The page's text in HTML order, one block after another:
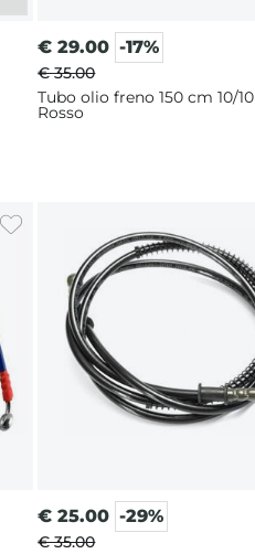
€ 29.00 -17%
€ 35.00
Tubo olio freno 150 cm 10/10
Rosso
€ 25.00 -29%
€ 35.00